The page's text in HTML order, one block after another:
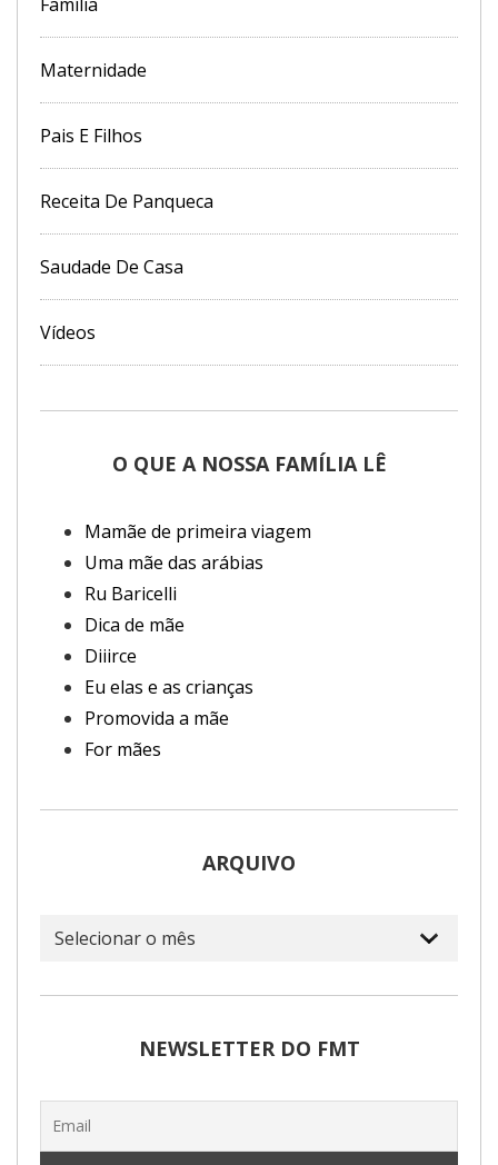
Maternidade
Pais E Filhos
Receita De Panqueca
Saudade De Casa
Vídeos
O QUE A NOSSA FAMÍLIA LÊ
Mamãe de primeira viagem
Uma mãe das arábias
Ru Baricelli
Dica de mãe
Diiirce
Eu elas e as crianças
Promovida a mãe
For mães
ARQUIVO
Arquivo
NEWSLETTER DO FMT